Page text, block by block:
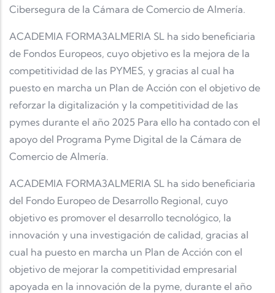
Cibersegura de la Cámara de Comercio de Almería.
ACADEMIA FORMA3ALMERIA SL ha sido beneficiaria
de Fondos Europeos, cuyo objetivo es la mejora de la
competitividad de las PYMES, y gracias al cual ha
puesto en marcha un Plan de Acción con el objetivo de
reforzar la digitalización y la competitividad de las
pymes durante el año 2025 Para ello ha contado con el
apoyo del Programa Pyme Digital de la Cámara de
Comercio de Almería.
ACADEMIA FORMA3ALMERIA SL ha sido beneficiaria
del Fondo Europeo de Desarrollo Regional, cuyo
objetivo es promover el desarrollo tecnológico, la
innovación y una investigación de calidad, gracias al
cual ha puesto en marcha un Plan de Acción con el
objetivo de mejorar la competitividad empresarial
apoyada en la innovación de la pyme, durante el año